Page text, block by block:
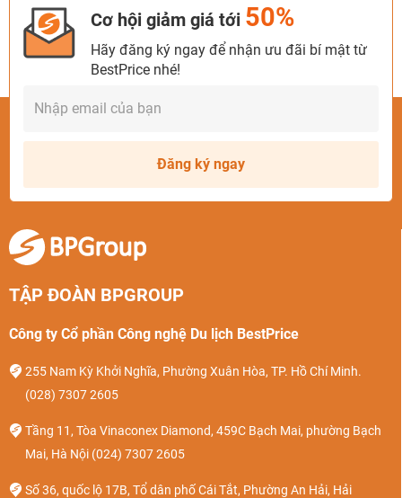
Cơ hội giảm giá tới 50%
Hãy đăng ký ngay để nhận ưu đãi bí mật từ
BestPrice nhé!
Đăng ký ngay
TẬP ĐOÀN BPGROUP
Công ty Cổ phần Công nghệ Du lịch BestPrice
255 Nam Kỳ Khởi Nghĩa, Phường Xuân Hòa, TP. Hồ Chí Minh.
(028) 7307 2605
Tầng 11, Tòa Vinaconex Diamond, 459C Bạch Mai, phường Bạch
Mai, Hà Nội (024) 7307 2605
Số 36, quốc lộ 17B, Tổ dân phố Cái Tắt, Phường An Hải, Hải